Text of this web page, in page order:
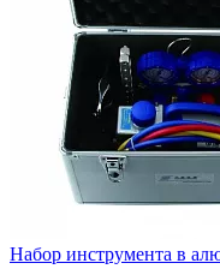
Набор инструмента в